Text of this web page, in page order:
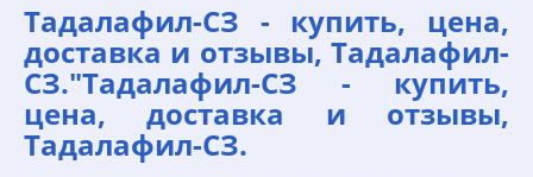
Тадалафил-СЗ - купить, цена,
доставка и отзывы, Тадалафил-
СЗ."Тадалафил-СЗ - купить,
цена, доставка и отзывы,
Тадалафил-СЗ.